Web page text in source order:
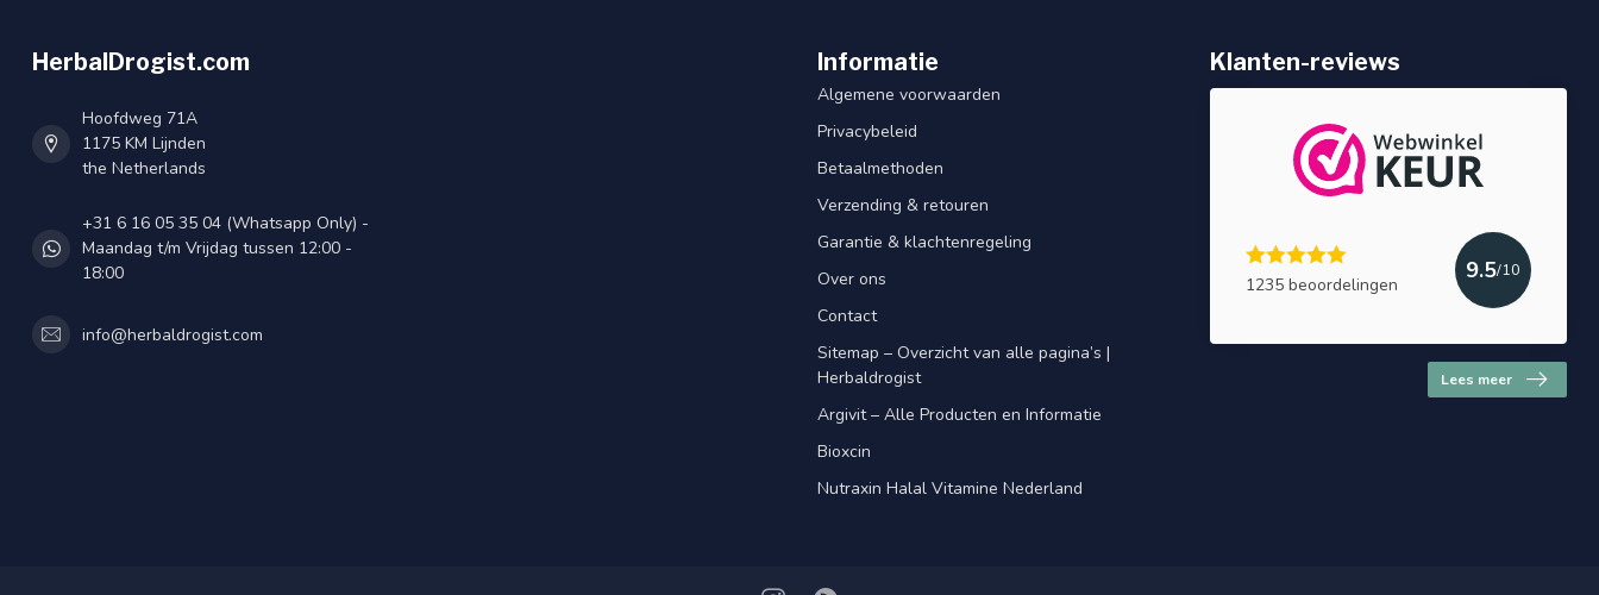
HerbalDrogist.com
Hoofdweg 71A
1175 KM Lijnden
the Netherlands
+31 6 16 05 35 04 (Whatsapp Only) -
Maandag t/m Vrijdag tussen 12:00 -
18:00
info@herbaldrogist.com
Informatie
Algemene voorwaarden
Privacybeleid
Betaalmethoden
Verzending & retouren
Garantie & klachtenregeling
Over ons
Contact
Sitemap – Overzicht van alle pagina’s |
Herbaldrogist
Argivit – Alle Producten en Informatie
Bioxcin
Nutraxin Halal Vitamine Nederland
Klanten-reviews
1235 beoordelingen
9.5/10
Lees meer